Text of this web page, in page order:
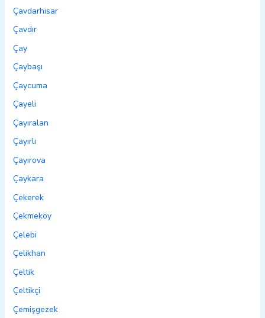
Çavdarhisar
Çavdır
Çay
Çaybaşı
Çaycuma
Çayeli
Çayıralan
Çayırlı
Çayırova
Çaykara
Çekerek
Çekmeköy
Çelebi
Çelikhan
Çeltik
Çeltikçi
Çemişgezek